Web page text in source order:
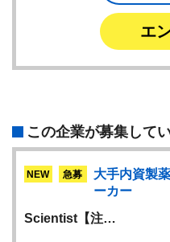
エ
この企業が募集して
NEW 急募
大手内資製
ーカー
Scientist【注…